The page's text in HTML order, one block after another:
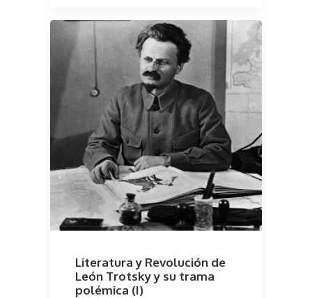
Literatura y Revolución de
León Trotsky y su trama
polémica (I)